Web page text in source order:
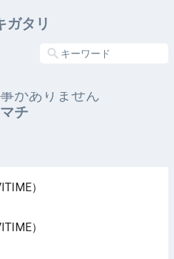
ガタリ
がありません
マチ
）
）